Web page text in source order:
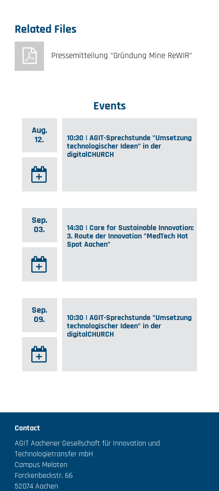
Related Files
Pressemitteilung "Gründung Mine ReWIR"
Events
Aug.
12.
10:30 | AGIT-Sprechstunde "Umsetzung
technologischer Ideen" in der
digitalCHURCH
Sep.
03.
14:30 | Care for Sustainable Innovation:
3. Route der Innovation "MedTech Hot
Spot Aachen"
Sep.
09.
10:30 | AGIT-Sprechstunde "Umsetzung
technologischer Ideen" in der
digitalCHURCH
Contact
AGIT Aachener Gesellschaft für Innovation und
Technologietransfer mbH
Campus Melaten
Forckenbeckstr. 66
52074 Aachen